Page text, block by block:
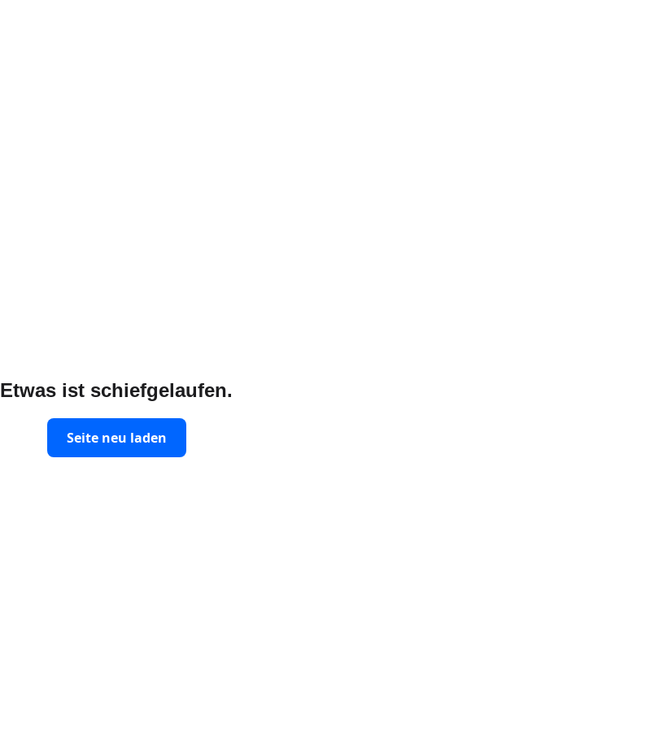
Etwas ist schiefgelaufen.
Seite neu laden